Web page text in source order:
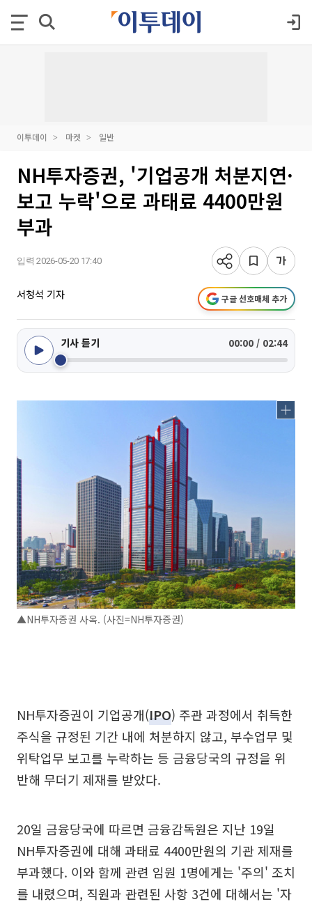
이투데이 마켓 일반
NH투자증권, '기업공개 처분지연·
보고 누락'으로 과태료 4400만원
부과
입력 2026-05-20 17:40
서청석 기자 구글 선호매체 추가
기사 듣기 00:00 / 02:44
▲NH투자증권 사옥. (사진=NH투자증권)
NH투자증권이 기업공개(IPO) 주관 과정에서 취득한
주식을 규정된 기간 내에 처분하지 않고, 부수업무 및
위탁업무 보고를 누락하는 등 금융당국의 규정을 위
반해 무더기 제재를 받았다.
20일 금융당국에 따르면 금융감독원은 지난 19일
NH투자증권에 대해 과태료 4400만원의 기관 제재를
부과했다. 이와 함께 관련 임원 1명에게는 '주의' 조치
를 내렸으며, 직원과 관련된 사항 3건에 대해서는 '자